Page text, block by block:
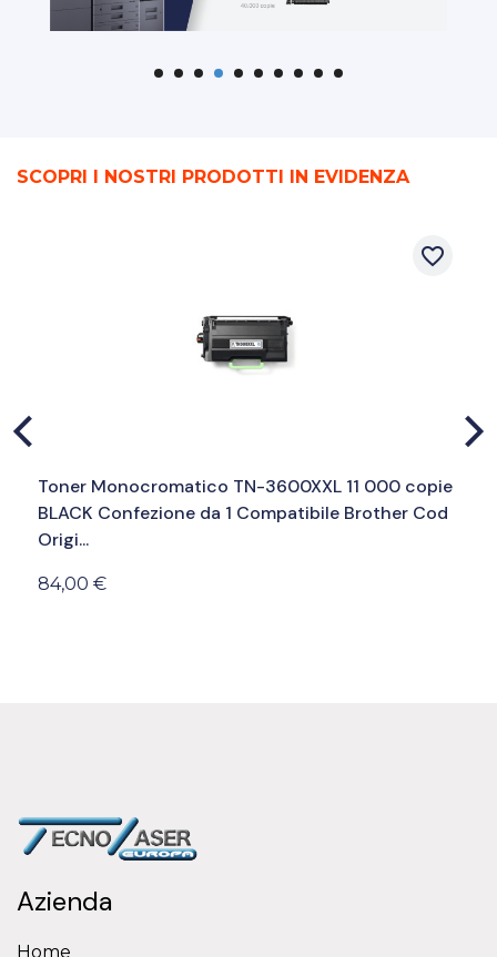
SCOPRI I NOSTRI PRODOTTI IN EVIDENZA
favorite_border
Toner Monocromatico TN-3600XXL 11 000 copie
BLACK Confezione da 1 Compatibile Brother Cod
Origi...
84,00 €
Azienda
Home